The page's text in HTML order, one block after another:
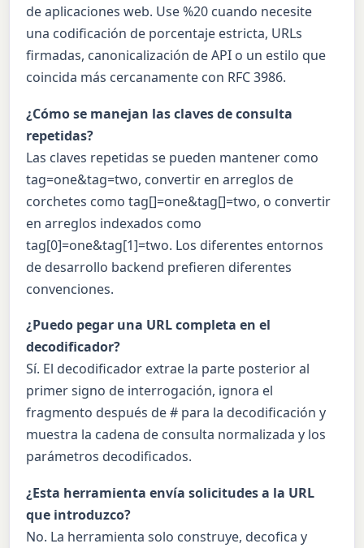
de aplicaciones web. Use %20 cuando necesite
una codificación de porcentaje estricta, URLs
firmadas, canonicalización de API o un estilo que
coincida más cercanamente con RFC 3986.
¿Cómo se manejan las claves de consulta
repetidas?
Las claves repetidas se pueden mantener como
tag=one&tag=two, convertir en arreglos de
corchetes como tag[]=one&tag[]=two, o convertir
en arreglos indexados como
tag[0]=one&tag[1]=two. Los diferentes entornos
de desarrollo backend prefieren diferentes
convenciones.
¿Puedo pegar una URL completa en el
decodificador?
Sí. El decodificador extrae la parte posterior al
primer signo de interrogación, ignora el
fragmento después de # para la decodificación y
muestra la cadena de consulta normalizada y los
parámetros decodificados.
¿Esta herramienta envía solicitudes a la URL
que introduzco?
No. La herramienta solo construye, decofica y